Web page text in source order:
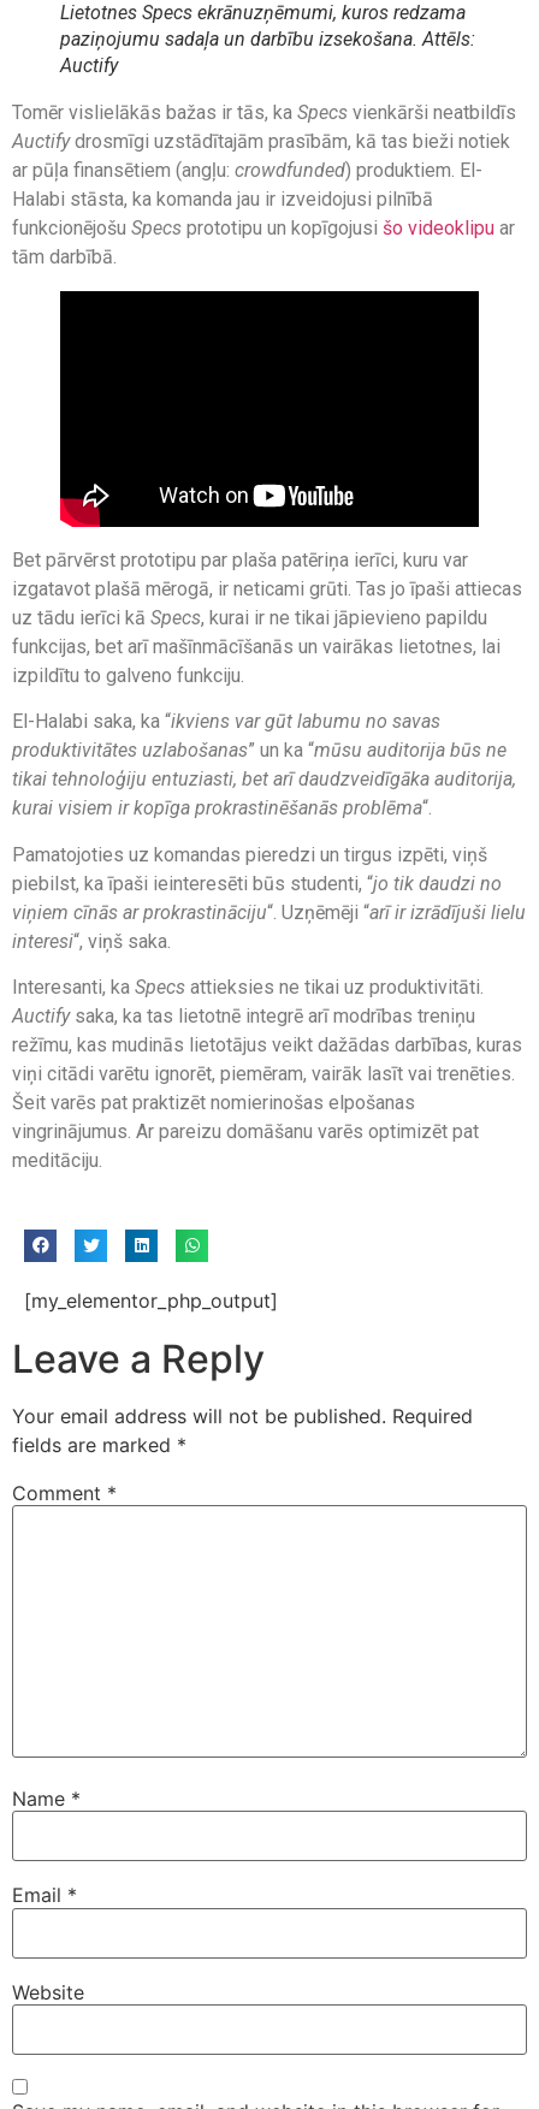
Lietotnes Specs ekrānuzņēmumi, kuros redzama
paziņojumu sadaļa un darbību izsekošana. Attēls:
Auctify
Tomēr vislielākās bažas ir tās, ka Specs vienkārši neatbildīs
Auctifydrosmīgi uzstādītajām prasībām, kā tas bieži notiek
ar pūļa finansētiem (angļu: crowdfunded) produktiem. El-
Halabi stāsta, ka komanda jau ir izveidojusi pilnībā
funkcionējošu Specs prototipu un kopīgojusi šo videoklipu ar
tām darbībā.
Bet pārvērst prototipu par plaša patēriņa ierīci, kuru var
izgatavot plašā mērogā, ir neticami grūti. Tas jo īpaši attiecas
uz tādu ierīci kā Specs, kurai ir ne tikai jāpievieno papildu
funkcijas, bet arī mašīnmācīšanās un vairākas lietotnes, lai
izpildītu to galveno funkciju.
El-Halabi saka, ka “ikviens var gūt labumu no savas
produktivitātes uzlabošanas” un ka “mūsu auditorija būs ne
tikai tehnoloģiju entuziasti, bet arī daudzveidīgāka auditorija,
kurai visiem ir kopīga prokrastinēšanās problēma“.
Pamatojoties uz komandas pieredzi un tirgus izpēti, viņš
piebilst, ka īpaši ieinteresēti būs studenti, “jo tik daudzi no
viņiem cīnās ar prokrastināciju“. Uzņēmēji “arī ir izrādījuši lielu
interesi“, viņš saka.
Interesanti, ka Specs attieksies ne tikai uz produktivitāti.
Auctify saka, ka tas lietotnē integrē arī modrības treniņu
režīmu, kas mudinās lietotājus veikt dažādas darbības, kuras
viņi citādi varētu ignorēt, piemēram, vairāk lasīt vai trenēties.
Šeit varēs pat praktizēt nomierinošas elpošanas
vingrinājumus. Ar pareizu domāšanu varēs optimizēt pat
meditāciju.
[my_elementor_php_output]
Leave a Reply
Your email address will not be published. Required
fields are marked *
Comment *
Name *
Email *
Website